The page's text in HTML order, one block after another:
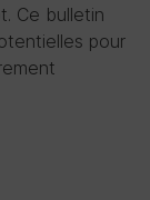
Ce bulletin
pour